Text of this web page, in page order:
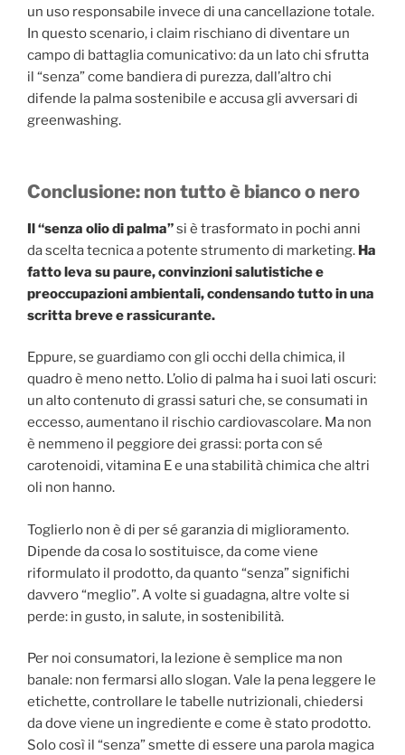
un uso responsabile invece di una cancellazione totale.
In questo scenario, i claim rischiano di diventare un
campo di battaglia comunicativo: da un lato chi sfrutta
il “senza” come bandiera di purezza, dall’altro chi
difende la palma sostenibile e accusa gli avversari di
greenwashing.
Conclusione: non tutto è bianco o nero
Il “senza olio di palma”si è trasformato in pochi anni
da scelta tecnica a potente strumento di marketing. Ha
fatto leva su paure, convinzioni salutistiche e
preoccupazioni ambientali, condensando tutto in una
scritta breve e rassicurante.
Eppure, se guardiamo con gli occhi della chimica, il
quadro è meno netto. L’olio di palma ha i suoi lati oscuri:
un alto contenuto di grassi saturi che, se consumati in
eccesso, aumentano il rischio cardiovascolare. Ma non
è nemmeno il peggiore dei grassi: porta con sé
carotenoidi, vitamina E e una stabilità chimica che altri
oli non hanno.
Toglierlo non è di per sé garanzia di miglioramento.
Dipende da cosa lo sostituisce, da come viene
riformulato il prodotto, da quanto “senza” significhi
davvero “meglio”. A volte si guadagna, altre volte si
perde: in gusto, in salute, in sostenibilità.
Per noi consumatori, la lezione è semplice ma non
banale: non fermarsi allo slogan. Vale la pena leggere le
etichette, controllare le tabelle nutrizionali, chiedersi
da dove viene un ingrediente e come è stato prodotto.
Solo così il “senza” smette di essere una parola magica